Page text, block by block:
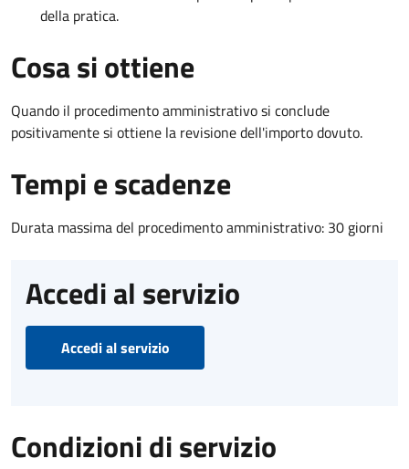
della pratica.
Cosa si ottiene
Quando il procedimento amministrativo si conclude
positivamente si ottiene la revisione dell'importo dovuto.
Tempi e scadenze
Durata massima del procedimento amministrativo: 30 giorni
Accedi al servizio
Accedi al servizio
Condizioni di servizio